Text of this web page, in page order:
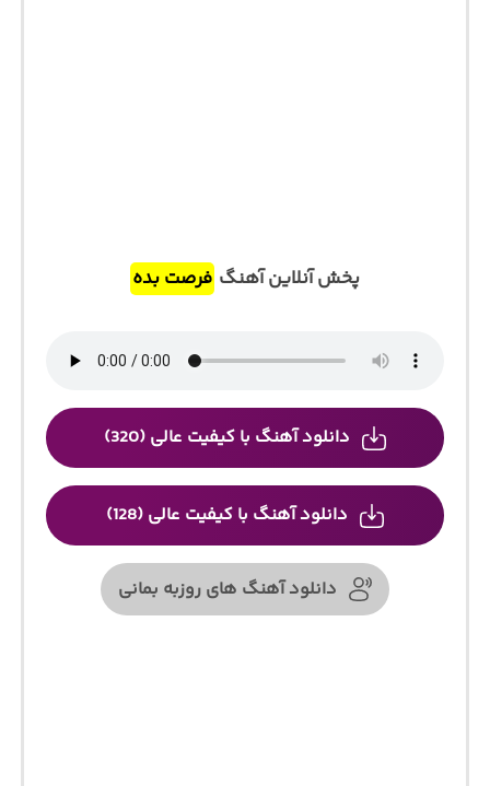
پخش آنلاین آهنگ فرصت بده
دانلود آهنگ با کیفیت عالی (320)
دانلود آهنگ با کیفیت عالی (128)
دانلود آهنگ های روزبه بمانی